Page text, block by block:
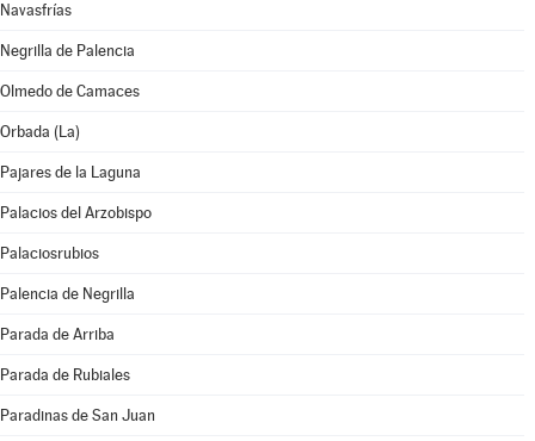
Navasfrías
Negrilla de Palencia
Olmedo de Camaces
Orbada (La)
Pajares de la Laguna
Palacios del Arzobispo
Palaciosrubios
Palencia de Negrilla
Parada de Arriba
Parada de Rubiales
Paradinas de San Juan